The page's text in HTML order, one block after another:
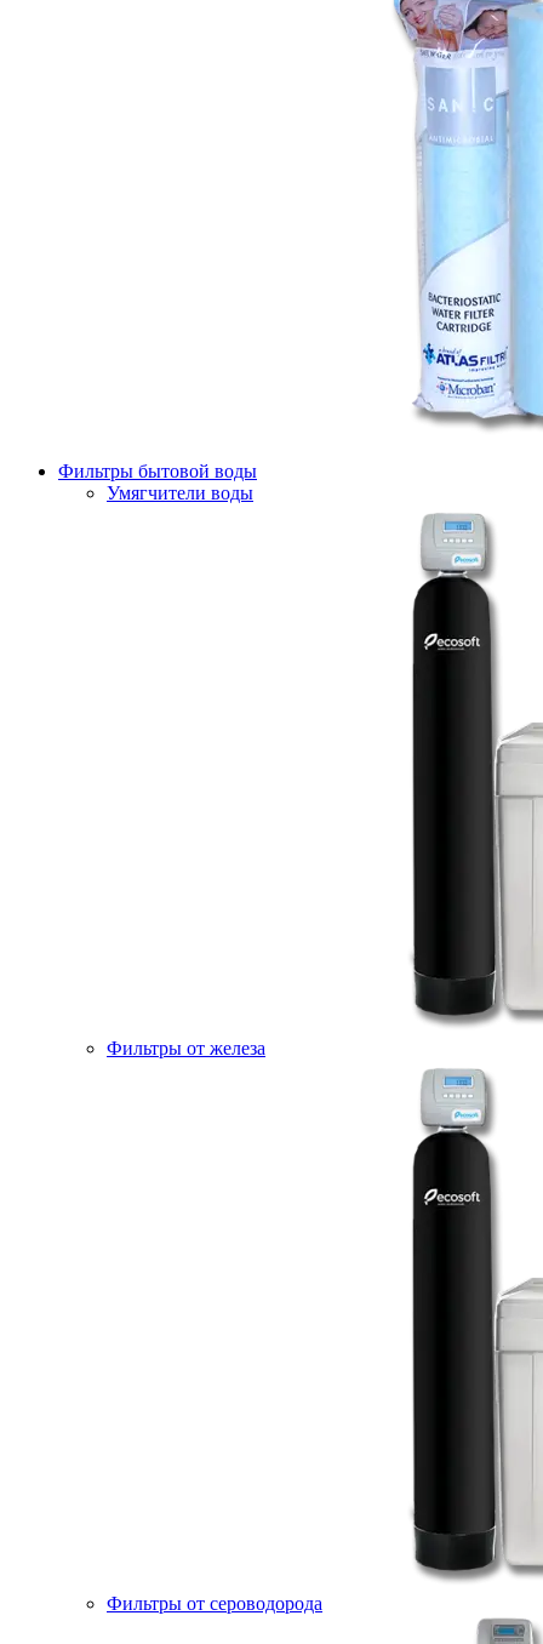
Фильтры бытовой воды
Умягчители воды
Фильтры от железа
Фильтры от сероводорода